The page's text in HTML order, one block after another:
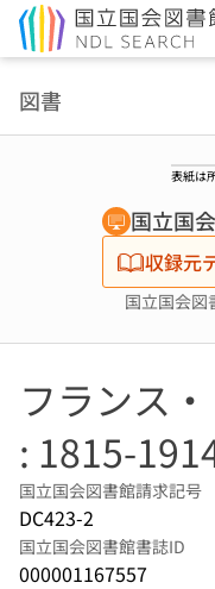
図書
表紙は
国立国
収録元
国立国会図
フランス
: 1815-
国立国会図書館請求記号
DC423-2
国立国会図書館書誌ID
000001167557